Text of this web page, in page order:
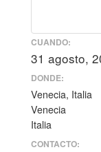
CUANDO:
31 agosto,
DONDE:
Venecia, Italia
Venecia
Italia
CONTACTO: